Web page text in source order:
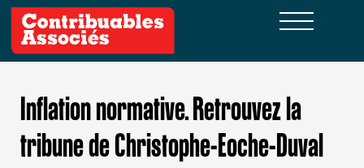
Inflation normative. Retrouvez la
tribune de Christophe-Eoche-Duval